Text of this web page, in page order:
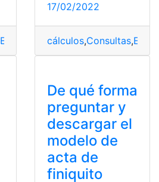
Empleado ,Empleo,Liquidación
17/02/2022
cálculos,Consultas,
De qué forma
preguntar y
descargar el
modelo de
acta de
finiquito